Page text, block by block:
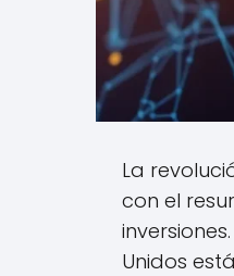
La
con el
Unidos